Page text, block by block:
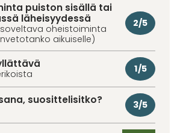
puiston sisällä tai
läheisyydessä
soveltava oheistoiminta
aikuiselle)
2/5
1/5
suosittelisitko? 3/5